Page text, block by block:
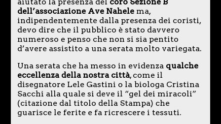
dell’associazione Ave Nahele ma,
indipendentemente dalla presenza dei coristi,
devo dire che il pubblico è stato davvero
numeroso e penso che non si sia pentito
d’avere assistito a una serata molto variegata.
Una serata che ha messo in evidenza qualche
eccellenza della nostra città, come il
disegnatore Lele Gastini o la biologa Cristina
Sacchi alla quale si deve il “gel dei miracoli”
(citazione dal titolo della Stampa) che
guarisce le ferite e fa ricrescere i tessuti.